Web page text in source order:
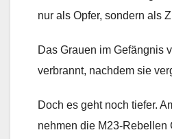
nur als Opfer, sondern als
Das Grauen im Gefängnis
verbrannt, nachdem sie
Doch es geht noch tiefer.
nehmen die M23-Rebellen